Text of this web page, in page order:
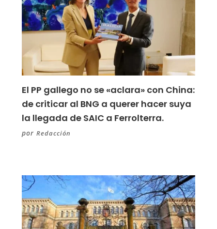
El PP gallego no se «aclara» con China:
de criticar al BNG a querer hacer suya
la llegada de SAIC a Ferrolterra.
por Redacción